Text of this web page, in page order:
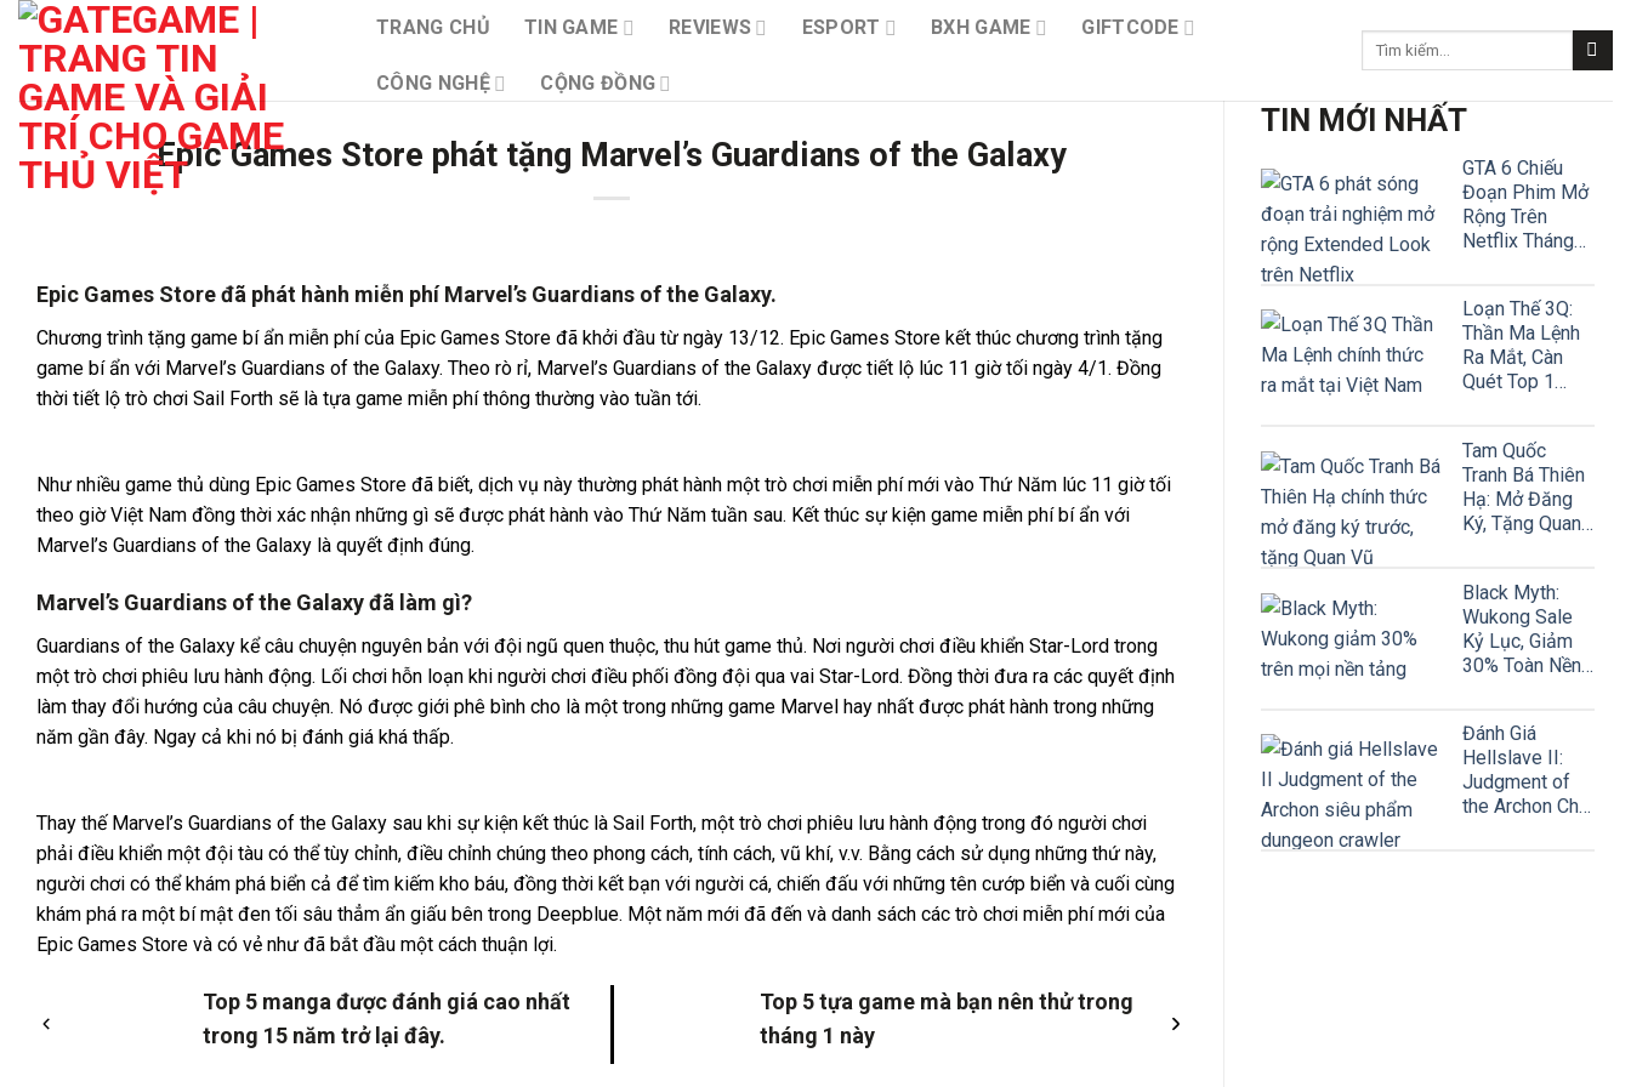
Bỏ
qua
dung
TRANG CHỦ TIN GAME REVIEWS ESPORT BXH GAME GIFTCODE
CÔNG NGHỆ CỘNG ĐỒNG
Tìm
Epic Games Store phát tặng Marvel’s Guardians of the Galaxy
Epic Games Store đã phát hành miễn phí Marvel’s Guardians of the Galaxy.
Chương trình tặng game bí ẩn miễn phí của Epic Games Store đã khởi đầu từ ngày 13/12. Epic Games Store kết thúc chương trình tặng
game bí ẩn với Marvel’s Guardians of the Galaxy. Theo rò rỉ, Marvel’s Guardians of the Galaxy được tiết lộ lúc 11 giờ tối ngày 4/1. Đồng
thời tiết lộ trò chơi Sail Forth sẽ là tựa game miễn phí thông thường vào tuần tới.
Như nhiều game thủ dùng Epic Games Store đã biết, dịch vụ này thường phát hành một trò chơi miễn phí mới vào Thứ Năm lúc 11 giờ tối
theo giờ Việt Nam đồng thời xác nhận những gì sẽ được phát hành vào Thứ Năm tuần sau. Kết thúc sự kiện game miễn phí bí ẩn với
Marvel’s Guardians of the Galaxy là quyết định đúng.
Marvel’s Guardians of the Galaxy đã làm gì?
Guardians of the Galaxy kể câu chuyện nguyên bản với đội ngũ quen thuộc, thu hút game thủ. Nơi người chơi điều khiển Star-Lord trong
một trò chơi phiêu lưu hành động. Lối chơi hỗn loạn khi người chơi điều phối đồng đội qua vai Star-Lord. Đồng thời đưa ra các quyết định
làm thay đổi hướng của câu chuyện. Nó được giới phê bình cho là một trong những game Marvel hay nhất được phát hành trong những
năm gần đây. Ngay cả khi nó bị đánh giá khá thấp.
Thay thế Marvel’s Guardians of the Galaxy sau khi sự kiện kết thúc là Sail Forth, một trò chơi phiêu lưu hành động trong đó người chơi
phải điều khiển một đội tàu có thể tùy chỉnh, điều chỉnh chúng theo phong cách, tính cách, vũ khí, v.v. Bằng cách sử dụng những thứ này,
người chơi có thể khám phá biển cả để tìm kiếm kho báu, đồng thời kết bạn với người cá, chiến đấu với những tên cướp biển và cuối cùng
khám phá ra một bí mật đen tối sâu thẳm ẩn giấu bên trong Deepblue. Một năm mới đã đến và danh sách các trò chơi miễn phí mới của
Epic Games Store và có vẻ như đã bắt đầu một cách thuận lợi.
Top 5 manga được đánh giá cao nhất
trong 15 năm trở lại đây.
Top 5 tựa game mà bạn nên thử trong
tháng 1 này
TIN MỚI NHẤT
GTA 6 Chiếu
Đoạn Phim Mở
Rộng Trên
Netflix Tháng
Loạn Thế 3Q:
Thần Ma Lệnh
Ra Mắt, Càn
Quét Top 1
Tam Quốc
Tranh Bá Thiên
Hạ: Mở Đăng
Ký, Tặng Quan
Black Myth:
Wukong Sale
Kỷ Lục, Giảm
30% Toàn Nền
Đánh Giá
Hellslave II:
Judgment of
the Archon Chi